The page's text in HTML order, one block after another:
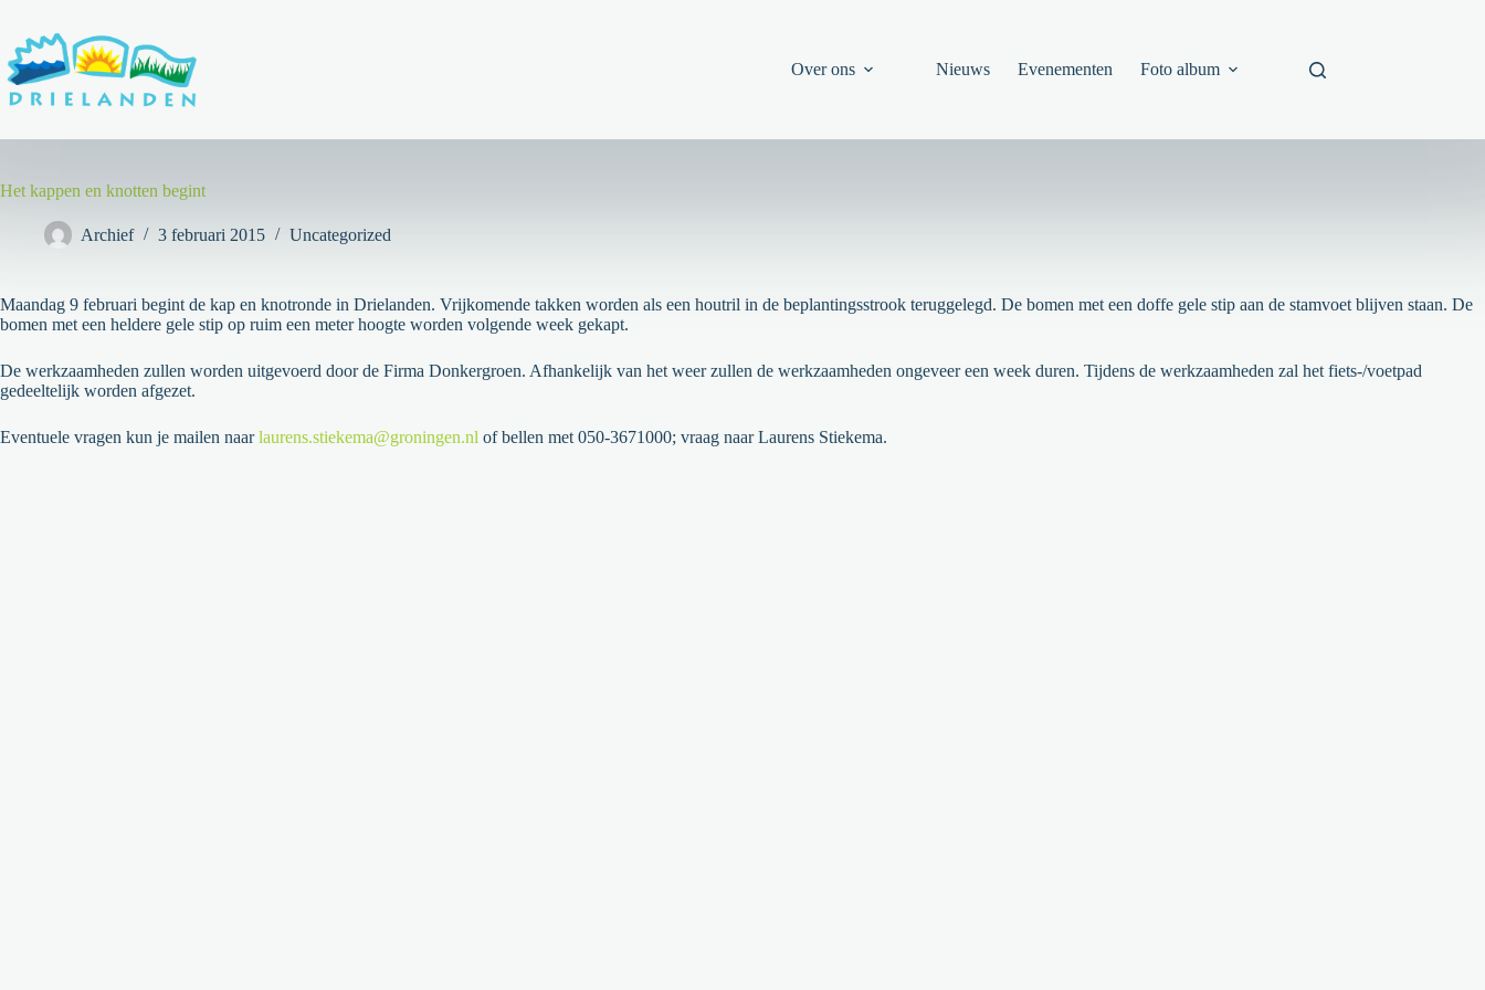
de
inhoud
Over ons Nieuws Evenementen Foto album
Het kappen en knotten begint
Archief 3 februari 2015 Uncategorized
Maandag 9 februari begint de kap en knotronde in Drielanden. Vrijkomende takken worden als een houtril in de beplantingsstrook teruggelegd. De bomen met een doffe gele stip aan de stamvoet blijven staan. De
bomen met een heldere gele stip op ruim een meter hoogte worden volgende week gekapt.
De werkzaamheden zullen worden uitgevoerd door de Firma Donkergroen. Afhankelijk van het weer zullen de werkzaamheden ongeveer een week duren. Tijdens de werkzaamheden zal het fiets-/voetpad
gedeeltelijk worden afgezet.
Eventuele vragen kun je mailen naarlaurens.stiekema@groningen.nl of bellen met 050-3671000; vraag naar Laurens Stiekema.